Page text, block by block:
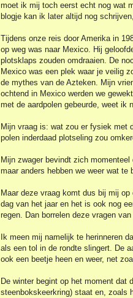
moet ik mij toch eerst echt nog wat
blogje kan ik later altijd nog
Tijdens onze reis door Amerika in
op weg was naar Mexico. Hij
plotsklaps zouden omdraaien. De
Mexico was een plek waar je veilig
de mythes van de Azteken. Mijn
ochtend in Mexico werden we
met de aardpolen gebeurde, weet ik
Mijn vraag is: wat zou er fysiek met
polen inderdaad plotseling zou
Mijn zwager bevindt zich
maar anders hebben we weer wat te
Maar deze vraag komt dus bij mij
dag van het jaar en het is ook nog
regen. Dan borrelen deze vragen
Ik meen mij namelijk te herinneren
als een tol in de rondte slingert. De
ook een beetje heen en weer, net
De winter begint op het moment dat
steenbokskeerkring) staat en, zoals